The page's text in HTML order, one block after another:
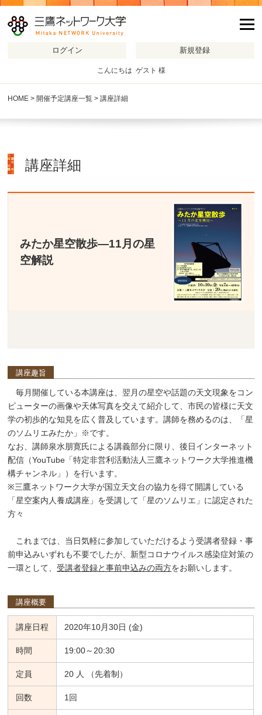
こんにちは ゲスト 様
HOME > 開催予定講座一覧 > 講座詳細
講座詳細
みたか星空散歩―11月の星
空解説
講座趣旨
毎月開催している本講座は、翌月の星空や話題の天文現象をコン
ピューターの画像や天体写真を交えて紹介して、市民の皆様に天文
学の初歩的な知見を広く普及しています。講師を務めるのは、「星
のソムリエみたか」※です。
なお、講師泉水朋寛氏による講義部分に限り、後日インターネット
配信（YouTube「特定非営利活動法人三鷹ネットワーク大学推進機
構チャンネル」）を行います。
※三鷹ネットワーク大学が国立天文台の協力を得て開講している
「星空案内人養成講座」を受講して「星のソムリエ」に認定された
方々
これまでは、当日気軽に参加していただけるよう受講者登録・事
前申込みいずれも不要でしたが、新型コロナウイルス感染症対策の
一環として、受講者登録と事前申込みの両方をお願いします。
講座概要
講座日程 2020年10月30日 (金)
時間 19:00～20:30
定員 20 人 （先着制）
回数 1回